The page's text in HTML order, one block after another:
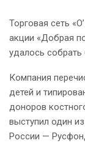
Торговая сеть
акции «Добрая
удалось собрать
Компания
детей и
доноров
выступил один
России —